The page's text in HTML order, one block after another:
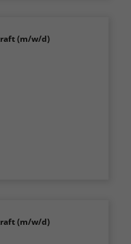
(m/w/d)
(m/w/d)